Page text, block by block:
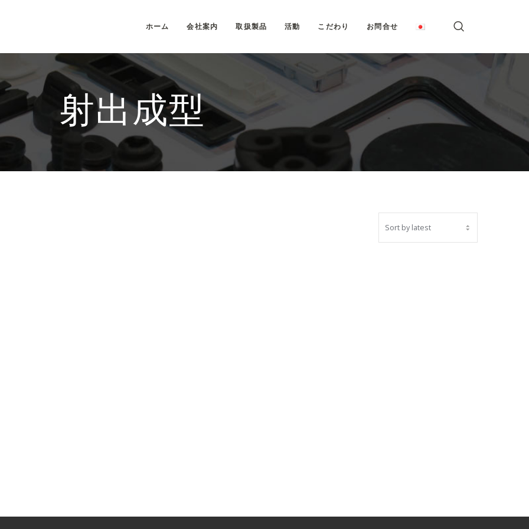
ホーム 会社案内 取扱製品 活動 こだわり お問合せ
射出成型